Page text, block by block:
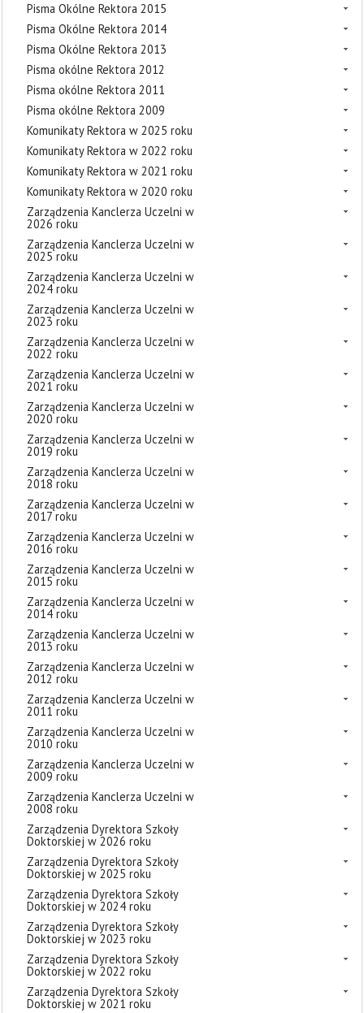
Pisma Okólne Rektora 2015
Pisma Okólne Rektora 2014
Pisma Okólne Rektora 2013
Pisma okólne Rektora 2012
Pisma okólne Rektora 2011
Pisma okólne Rektora 2009
Komunikaty Rektora w 2025 roku
Komunikaty Rektora w 2022 roku
Komunikaty Rektora w 2021 roku
Komunikaty Rektora w 2020 roku
Zarządzenia Kanclerza Uczelni w
2026 roku
Zarządzenia Kanclerza Uczelni w
2025 roku
Zarządzenia Kanclerza Uczelni w
2024 roku
Zarządzenia Kanclerza Uczelni w
2023 roku
Zarządzenia Kanclerza Uczelni w
2022 roku
Zarządzenia Kanclerza Uczelni w
2021 roku
Zarządzenia Kanclerza Uczelni w
2020 roku
Zarządzenia Kanclerza Uczelni w
2019 roku
Zarządzenia Kanclerza Uczelni w
2018 roku
Zarządzenia Kanclerza Uczelni w
2017 roku
Zarządzenia Kanclerza Uczelni w
2016 roku
Zarządzenia Kanclerza Uczelni w
2015 roku
Zarządzenia Kanclerza Uczelni w
2014 roku
Zarządzenia Kanclerza Uczelni w
2013 roku
Zarządzenia Kanclerza Uczelni w
2012 roku
Zarządzenia Kanclerza Uczelni w
2011 roku
Zarządzenia Kanclerza Uczelni w
2010 roku
Zarządzenia Kanclerza Uczelni w
2009 roku
Zarządzenia Kanclerza Uczelni w
2008 roku
Zarządzenia Dyrektora Szkoły
Doktorskiej w 2026 roku
Zarządzenia Dyrektora Szkoły
Doktorskiej w 2025 roku
Zarządzenia Dyrektora Szkoły
Doktorskiej w 2024 roku
Zarządzenia Dyrektora Szkoły
Doktorskiej w 2023 roku
Zarządzenia Dyrektora Szkoły
Doktorskiej w 2022 roku
Zarządzenia Dyrektora Szkoły
Doktorskiej w 2021 roku